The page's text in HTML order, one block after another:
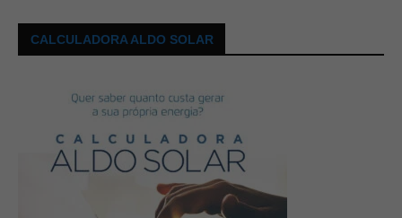
CALCULADORA ALDO SOLAR